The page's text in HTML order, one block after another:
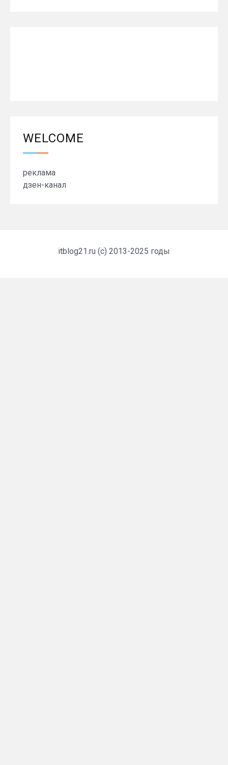
WELCOME
реклама
дзен-канал
itblog21.ru (c) 2013-2025 годы